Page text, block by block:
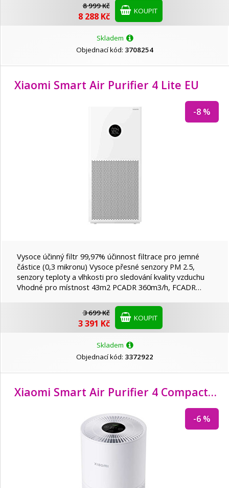
8 999 Kč
8 288 Kč KOUPIT
Skladem
Objednací kód: 3708254
Xiaomi Smart Air Purifier 4 Lite EU
-8 %
Vysoce účinný filtr 99,97% účinnost filtrace pro jemné
částice (0,3 mikronu) Vysoce přesné senzory PM 2.5,
senzory teploty a vlhkosti pro sledování kvality vzduchu
Vhodné pro místnost 43m2 PCADR 360m3/h, FCADR…
3 699 Kč
3 391 Kč KOUPIT
Skladem
Objednací kód: 3372922
Xiaomi Smart Air Purifier 4 Compact EU
-6 %